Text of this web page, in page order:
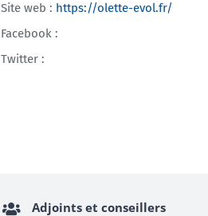
Site web : https://olette-evol.fr/
Facebook :
Twitter :
Adjoints et conseillers